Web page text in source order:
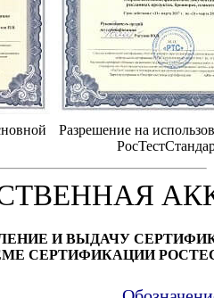
Разрешение на
И ВЫДАЧУ
СЕРТИФИКАЦИИ